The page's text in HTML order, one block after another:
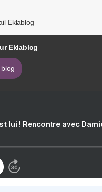
Eklablog
Eklablog
lui ! Rencontre avec